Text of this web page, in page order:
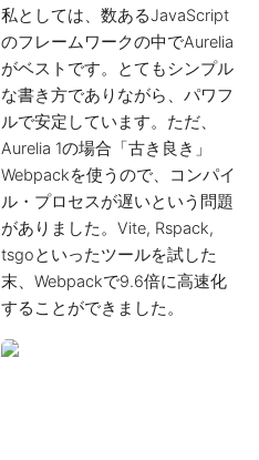
私としては、数あるJavaScript
のフレームワークの中でAurelia
がベストです。とてもシンプル
な書き方でありながら、パワフ
ルで安定しています。ただ、
Aurelia 1の場合「古き良き」
Webpackを使うので、コンパイ
ル・プロセスが遅いという問題
がありました。Vite, Rspack,
tsgoといったツールを試した
末、Webpackで9.6倍に高速化
することができました。